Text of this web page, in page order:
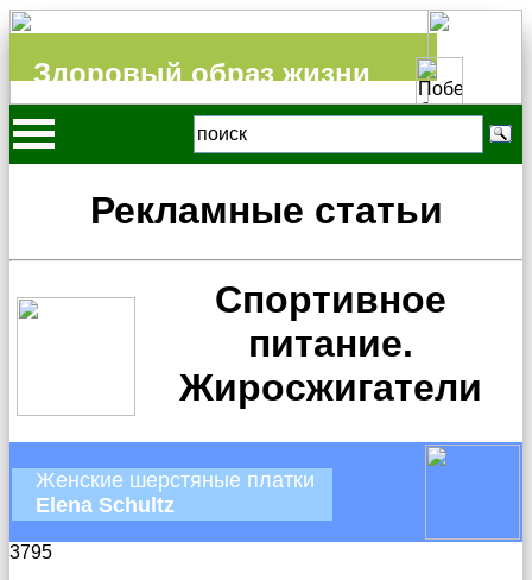
Здоровый образ жизни
Рекламные статьи
Спортивное
питание.
Жиросжигатели
Женские шерстяные платки
Elena Schultz
3795